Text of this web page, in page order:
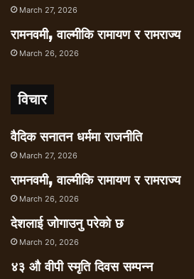
March 27, 2026
रामनवमी, वाल्मीकि रामायण र रामराज्य
March 26, 2026
विचार
वैदिक सनातन धर्ममा राजनीति
March 27, 2026
रामनवमी, वाल्मीकि रामायण र रामराज्य
March 26, 2026
देशलाई जोगाउनु परेको छ
March 20, 2026
४३ औ वीपी स्मृति दिवस सम्पन्न